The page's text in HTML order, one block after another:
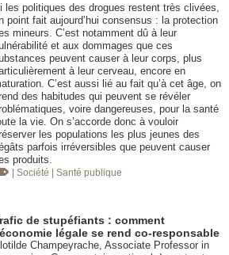
les politiques des drogues restent très clivées,
point fait aujourd’hui consensus : la protection
mineurs. C’est notamment dû à leur
et aux dommages que ces
peuvent causer à leur corps, plus
à leur cerveau, encore en
C’est aussi lié au fait qu’à cet âge, on
des habitudes qui peuvent se révéler
voire dangereuses, pour la santé
la vie. On s’accorde donc à vouloir
les populations les plus jeunes des
parfois irréversibles que peuvent causer
produits.
| Société | Santé publique
de stupéfiants : comment
légale se rend co-responsable
Champeyrache, Associate Professor in